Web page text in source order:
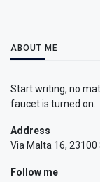
ABOUT ME
Start writing, no
faucet is turned on.
Address
Via Malta 16, 23100
Follow me